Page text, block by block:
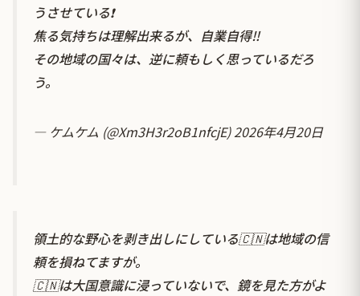
うさせている❗️
焦る気持ちは理解出来るが、自業自得‼️
その地域の国々は、逆に頼もしく思っているだろ
う。
— ケムケム (@Xm3H3r2oB1nfcjE)2026年4月20日
領土的な野心を剥き出しにしている🇨🇳は地域の信
頼を損ねてますが。
🇨🇳は大国意識に浸っていないで、鏡を見た方がよ